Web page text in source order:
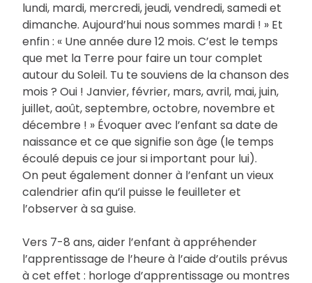
lundi, mardi, mercredi, jeudi, vendredi, samedi et
dimanche. Aujourd’hui nous sommes mardi ! » Et
enfin : « Une année dure 12 mois. C’est le temps
que met la Terre pour faire un tour complet
autour du Soleil. Tu te souviens de la chanson des
mois ? Oui ! Janvier, février, mars, avril, mai, juin,
juillet, août, septembre, octobre, novembre et
décembre ! » Évoquer avec l’enfant sa date de
naissance et ce que signifie son âge (le temps
écoulé depuis ce jour si important pour lui).
On peut également donner à l’enfant un vieux
calendrier afin qu’il puisse le feuilleter et
l’observer à sa guise.
Vers 7-8 ans, aider l’enfant à appréhender
l’apprentissage de l’heure à l’aide d’outils prévus
à cet effet : horloge d’apprentissage ou montres